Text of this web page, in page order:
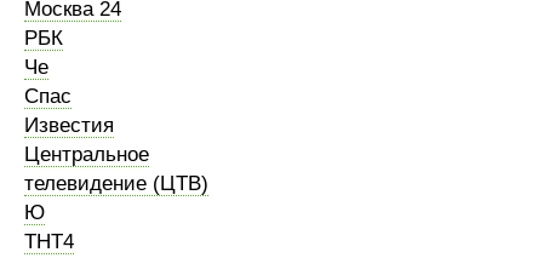
Москва 24
РБК
Че
Спас
Известия
Центральное
телевидение (ЦТВ)
Ю
ТНТ4